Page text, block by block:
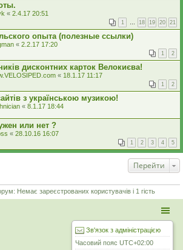
« 2.4.17 20:51
1 … 18 19 20 21
опыта (полезные ссылки)
« 2.2.17 17:20
1 2
дисконтних карток Велокиєва!
« 18.1.17 11:17
1 2
з українською музикою!
« 8.1.17 18:44
или нет ?
« 28.10.16 16:07
1 2 3 4 5
Перейти
Немає зареєстрованих користувачів і 1 гість
Зв'язок з адміністрацією
Часовий пояс UTC+02:00